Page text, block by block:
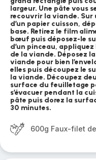
largeur. Une pâte vous
recouvrir la viande. Sur
d’un papier cuisson,
base. Retirez le film
bœuf puis déposez-le
d’un pinceau,
de la viande. Déposez
viande pour bien
elles puis découpez le
la viande. Découpez
surface du feuilletage
s’évacuer pendant la
pâte puis dorez la
30 minutes.
600g Faux-filet